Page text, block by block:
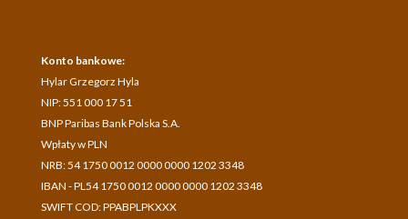
Konto bankowe:
Hylar Grzegorz Hyla
NIP: 551 000 17 51
BNP Paribas Bank Polska S.A.
Wpłaty w PLN
NRB: 54 1750 0012 0000 0000 1202 3348
IBAN - PL54 1750 0012 0000 0000 1202 3348
SWIFT COD: PPABPLPKXXX